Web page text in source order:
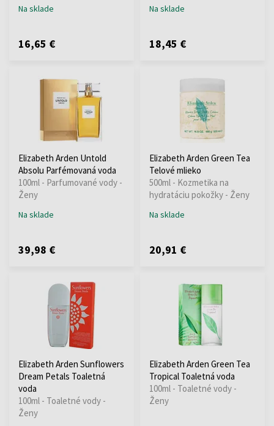
Na sklade
16,65 €
Na sklade
18,45 €
Elizabeth Arden Untold
Absolu Parfémovaná voda
100ml - Parfumované vody -
Ženy
Na sklade
39,98 €
Elizabeth Arden Green Tea
Telové mlieko
500ml - Kozmetika na
hydratáciu pokožky - Ženy
Na sklade
20,91 €
Elizabeth Arden Sunflowers
Dream Petals Toaletná
voda
100ml - Toaletné vody -
Ženy
Elizabeth Arden Green Tea
Tropical Toaletná voda
100ml - Toaletné vody -
Ženy